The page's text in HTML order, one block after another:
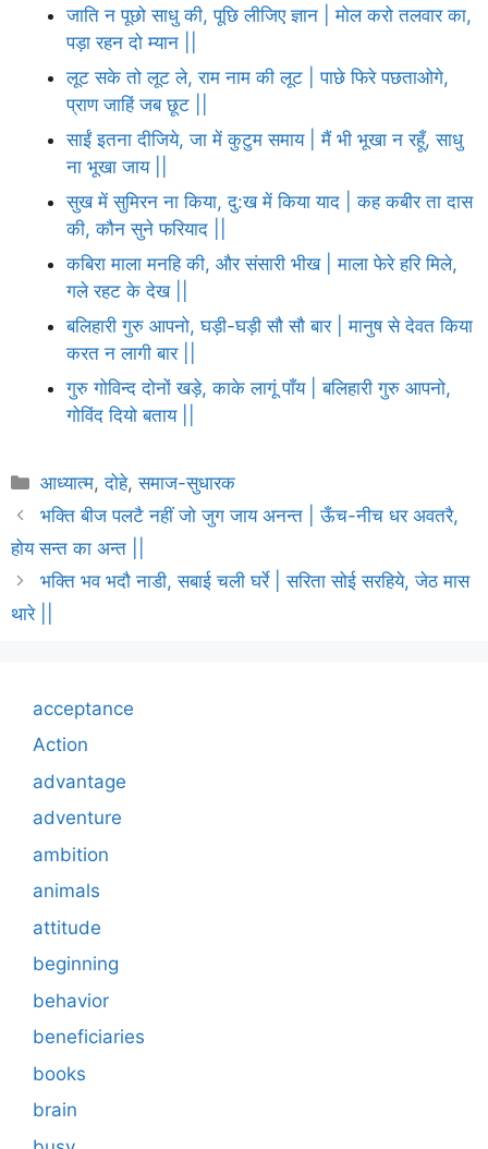
जाति न पूछो साधु की, पूछि लीजिए ज्ञान | मोल करो तलवार का,
पड़ा रहन दो म्यान ||
लूट सके तो लूट ले, राम नाम की लूट | पाछे फिरे पछताओगे,
प्राण जाहिं जब छूट ||
साईं इतना दीजिये, जा में कुटुम समाय | मैं भी भूखा न रहूँ, साधु
ना भूखा जाय ||
सुख में सुमिरन ना किया, दु:ख में किया याद | कह कबीर ता दास
की, कौन सुने फरियाद ||
कबिरा माला मनहि की, और संसारी भीख | माला फेरे हरि मिले,
गले रहट के देख ||
बलिहारी गुरु आपनो, घड़ी-घड़ी सौ सौ बार | मानुष से देवत किया
करत न लागी बार ||
गुरु गोविन्द दोनों खड़े, काके लागूं पाँय | बलिहारी गुरु आपनो,
गोविंद दियो बताय ||
Categories
आध्यात्म,दोहे,समाज-सुधारक
भक्ति बीज पलटै नहीं जो जुग जाय अनन्त | ऊँच-नीच धर अवतरै,
होय सन्त का अन्त ||
भक्ति भव भदौ नाडी, सबाई चली घर्रे | सरिता सोई सरहिये, जेठ मास
थारे ||
acceptance
Action
advantage
adventure
ambition
animals
attitude
beginning
behavior
beneficiaries
books
brain